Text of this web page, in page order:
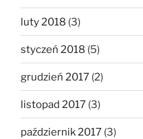
luty 2018 (3)
styczeń 2018 (5)
grudzień 2017 (2)
listopad 2017 (3)
październik 2017 (3)